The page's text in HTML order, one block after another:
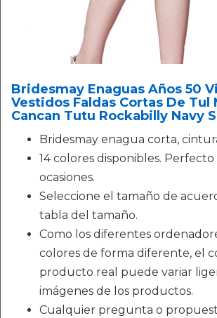
Bridesmay Enaguas Años 50
Vestidos Faldas Cortas De Tul
Cancan Tutu Rockabilly Navy S
Bridesmay enagua corta,
14 colores disponibles. Perfecto
ocasiones.
Seleccione el tamaño de
tabla del tamaño.
Como los diferentes
colores de forma diferente, el
producto real puede variar
imágenes de los productos.
Cualquier pregunta o